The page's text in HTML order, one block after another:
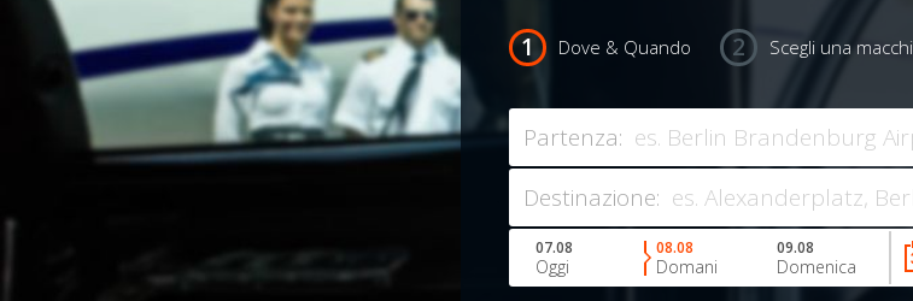
Dove & Quando Scegli una
Partenza:
Destinazione:
07.08
Oggi
08.08
Domani
09.08
Domenica